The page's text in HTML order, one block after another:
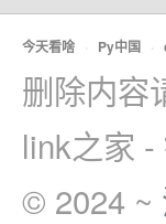
今天看啥 · Py中国 ·
删除内容
link之家 -
© 2024 ~